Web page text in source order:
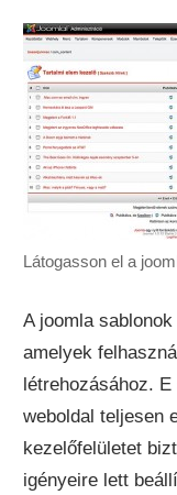
Látogasson el a
A joomla
amelyek
létrehozásához.
weboldal teljesen
kezelőfelületet
igényeire lett